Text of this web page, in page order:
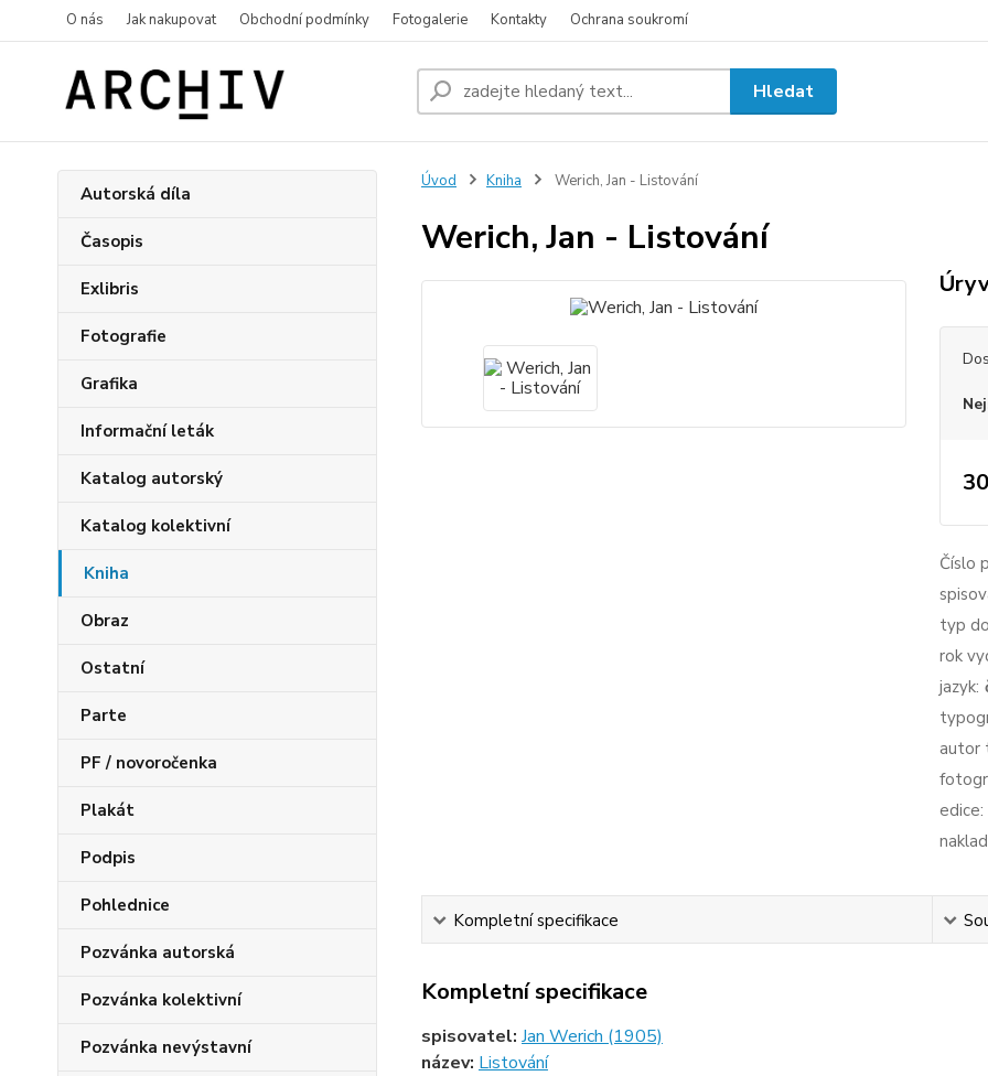
O nás Jak nakupovat Obchodní podmínky Fotogalerie Kontakty Ochrana soukromí
Hledat
Autorská díla
Časopis
Exlibris
Fotografie
Grafika
Informační leták
Katalog autorský
Katalog kolektivní
Kniha
Obraz
Ostatní
Parte
PF / novoročenka
Plakát
Podpis
Pohlednice
Pozvánka autorská
Pozvánka kolektivní
Pozvánka nevýstavní
Úvod Kniha Werich, Jan - Listování
Werich, Jan - Listování
Číslo
typ
rok
jazyk:
autor
edice:
Kompletní specifikace
Kompletní specifikace
spisovatel: Jan Werich (1905)
název: Listování